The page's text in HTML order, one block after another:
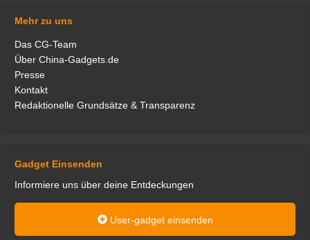
Mehr zu uns
Das CG-Team
Über China-Gadgets.de
Presse
Kontakt
Redaktionelle Grundsätze & Transparenz
Gadget Einsenden
Informiere uns über deine Entdeckungen
User-gadget einsenden